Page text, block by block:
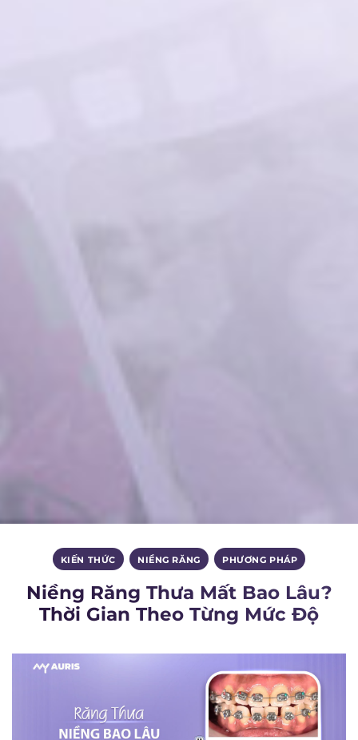
KIẾN THỨC , NIỀNG RĂNG , PHƯƠNG PHÁP
Niềng Răng Thưa Mất Bao Lâu?
Thời Gian Theo Từng Mức Độ